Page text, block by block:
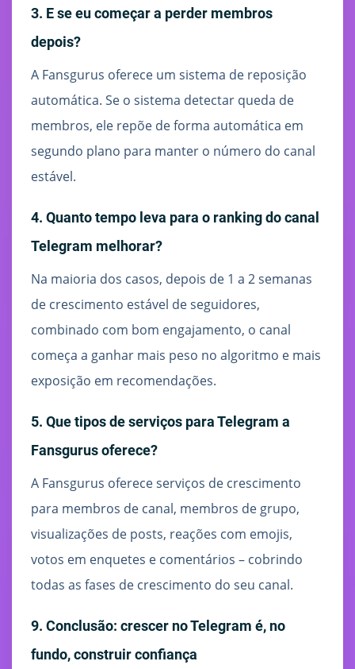
3. E se eu começar a perder membros
depois?
A Fansgurus oferece um sistema de reposição
automática. Se o sistema detectar queda de
membros, ele repõe de forma automática em
segundo plano para manter o número do canal
estável.
4. Quanto tempo leva para o ranking do canal
Telegram melhorar?
Na maioria dos casos, depois de 1 a 2 semanas
de crescimento estável de seguidores,
combinado com bom engajamento, o canal
começa a ganhar mais peso no algoritmo e mais
exposição em recomendações.
5. Que tipos de serviços para Telegram a
Fansgurus oferece?
A Fansgurus oferece serviços de crescimento
para membros de canal, membros de grupo,
visualizações de posts, reações com emojis,
votos em enquetes e comentários – cobrindo
todas as fases de crescimento do seu canal.
9. Conclusão: crescer no Telegram é, no
fundo, construir confiança